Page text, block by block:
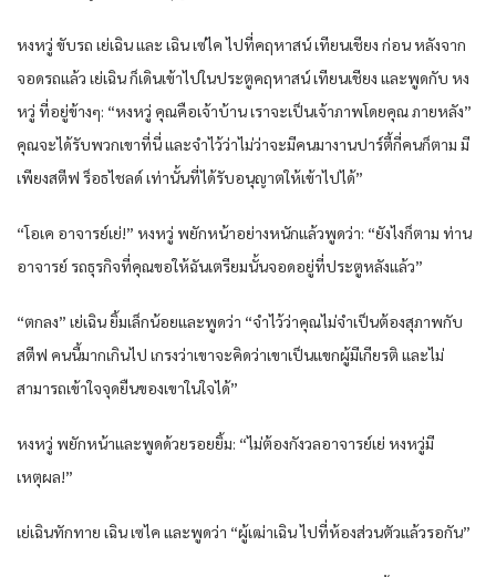
หงหวู่ ขับรถ เย่เฉิน และ เฉิน เซ่ไค ไปที่คฤหาสน์ เทียนเชียง ก่อน หลังจาก
จอดรถแล้ว เย่เฉิน ก็เดินเข้าไปในประตูคฤหาสน์ เทียนเชียง และพูดกับ หง
หวู่ ที่อยู่ข้างๆ: “หงหวู่ คุณคือเจ้าบ้าน เราจะเป็นเจ้าภาพโดยคุณ ภายหลัง”
คุณจะได้รับพวกเขาที่นี่ และจำไว้ว่าไม่ว่าจะมีคนมางานปาร์ตี้กี่คนก็ตาม มี
เพียงสตีฟ ร็อธไชลด์ เท่านั้นที่ได้รับอนุญาตให้เข้าไปได้”
“โอเค อาจารย์เย่!” หงหวู่ พยักหน้าอย่างหนักแล้วพูดว่า: “ยังไงก็ตาม ท่าน
อาจารย์ รถธุรกิจที่คุณขอให้ฉันเตรียมนั้นจอดอยู่ที่ประตูหลังแล้ว”
“ตกลง” เย่เฉิน ยิ้มเล็กน้อยและพูดว่า “จำไว้ว่าคุณไม่จำเป็นต้องสุภาพกับ
สตีฟ คนนี้มากเกินไป เกรงว่าเขาจะคิดว่าเขาเป็นแขกผู้มีเกียรติ และไม่
สามารถเข้าใจจุดยืนของเขาในใจได้”
หงหวู่ พยักหน้าและพูดด้วยรอยยิ้ม: “ไม่ต้องกังวลอาจารย์เย่ หงหวู่มี
เหตุผล!”
เย่เฉินทักทาย เฉิน เซไค และพูดว่า “ผู้เฒ่าเฉิน ไปที่ห้องส่วนตัวแล้วรอกัน”